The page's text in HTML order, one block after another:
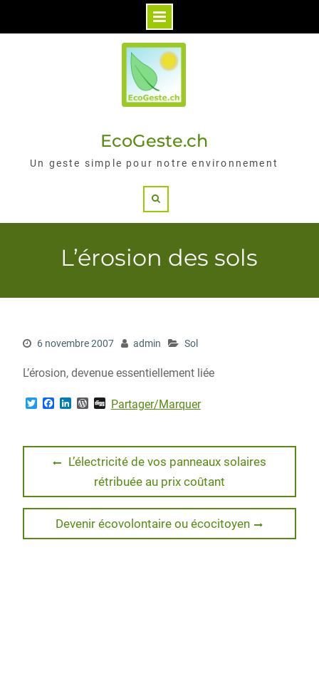
EcoGeste.ch
Un geste simple pour notre environnement
L’érosion des sols
6 novembre 2007 admin Sol
L’érosion, devenue essentiellement liée
T
t
F
b
o
L
e
d
W
P
r
s
DPartager/Marquer
Navigation
l’article
Previous
L’électricité de vos panneaux solaires
rétribuée au prix coûtant
Next
post:
Devenir écovolontaire ou écocitoyen